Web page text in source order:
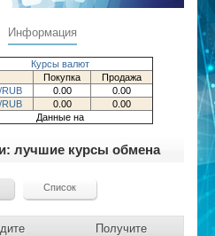
Информация
Курсы валют
Покупка
Продажа
RUB
0.00
0.00
RUB
0.00
0.00
Данные на
лучшие курсы обмена
Получите